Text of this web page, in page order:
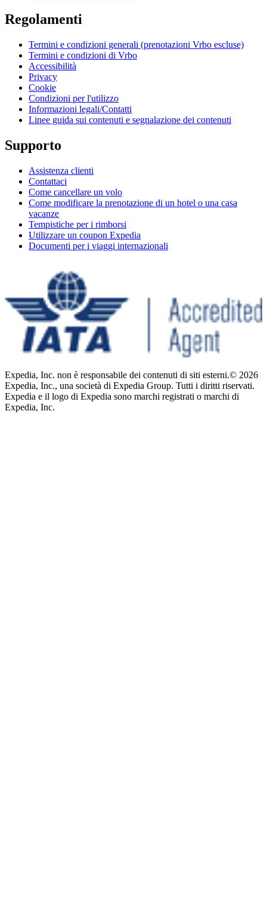
Regolamenti
Termini e condizioni generali (prenotazioni Vrbo escluse)
Termini e condizioni di Vrbo
Accessibilità
Privacy
Cookie
Condizioni per l'utilizzo
Informazioni legali/Contatti
Linee guida sui contenuti e segnalazione dei contenuti
Supporto
Assistenza clienti
Contattaci
Come cancellare un volo
Come modificare la prenotazione di un hotel o una casa
vacanze
Tempistiche per i rimborsi
Utilizzare un coupon Expedia
Documenti per i viaggi internazionali
Expedia, Inc. non è responsabile dei contenuti di siti esterni.© 2026
Expedia, Inc., una società di Expedia Group. Tutti i diritti riservati.
Expedia e il logo di Expedia sono marchi registrati o marchi di
Expedia, Inc.